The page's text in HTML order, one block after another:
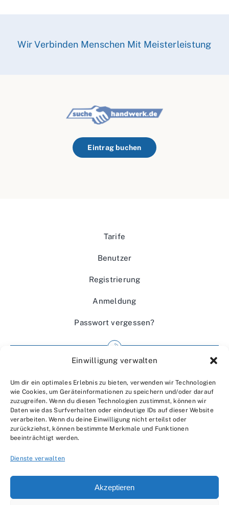
Einwilligung verwalten
Um dir ein optimales Erlebnis zu bieten, verwenden wir Technologien
wie Cookies, um Geräteinformationen zu speichern und/oder darauf
zuzugreifen. Wenn du diesen Technologien zustimmst, können wir
Daten wie das Surfverhalten oder eindeutige IDs auf dieser Website
verarbeiten. Wenn du deine Einwilligung nicht erteilst oder
zurückziehst, können bestimmte Merkmale und Funktionen
beeinträchtigt werden.
Dienste verwalten
Akzeptieren
Wir Verbinden Menschen Mit Meisterleistung
Eintrag buchen
Tarife
Benutzer
Registrierung
Anmeldung
Passwort vergessen?
Wir über uns
Kontakt
Datenschutzerklärung